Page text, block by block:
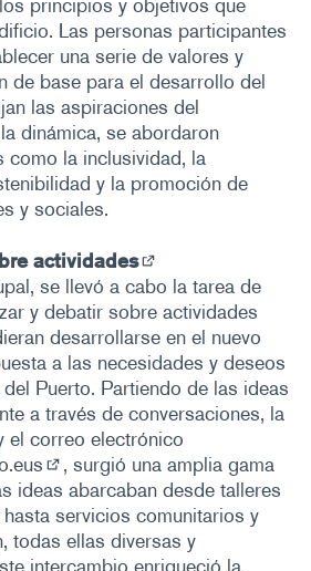
principios y objetivos que
Las personas participantes
una serie de valores y
de base para el desarrollo del
las aspiraciones del
dinámica, se abordaron
como la inclusividad, la
y la promoción de
y sociales.
actividades
(Abrir en una
se llevó a cabo la tarea de
y debatir sobre actividades
desarrollarse en el nuevo
a las necesidades y deseos
Puerto. Partiendo de las ideas
a través de conversaciones, la
el correo electrónico
(Abrir en una pestaña nueva)
, surgió una amplia gama
ideas abarcaban desde talleres
servicios comunitarios y
todas ellas diversas y